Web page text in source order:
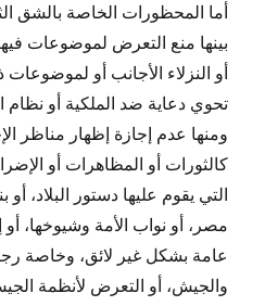
أما المحظورات الخاصة بالشق
بينها منع التعرض لموضوعات
أو النزلاء الأجانب أو
تحوي دعاية ضد الملكية أو نظام
ومنها عدم إجازة إظهار مناظر
كالثورات أو المظاهرات أو
التي يقوم عليها دستور البلاد، أو
مصر، أو نواب الأمة وشيوخها،
عامة بشكل غير لائق، وخاصة
والجيش، أو التعرض لأنظمة